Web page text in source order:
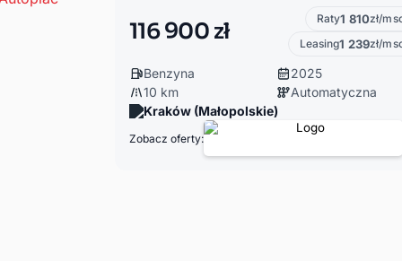
116 900 zł Raty1 810zł/
Leasing1 239zł/
Benzyna
2025
10 km
Automatyczna
Kraków (Małopolskie)
Zobacz oferty: